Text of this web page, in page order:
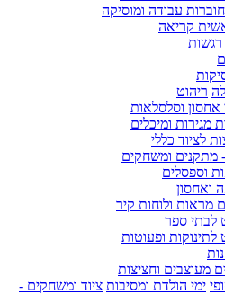
עבודה ומוסיקה
קריאה
רגשות
ריהוט
אחסון וסלסלאות
מגירות ומיכלים
לציוד כללי
מתקנים ומשחקים
וספסלים
ואחסון
מראות ולוחות קיר
לבתי ספר
לתינוקות ופעוטות
מעוצבים וחציצות
ימי הולדת ומסיבות ציוד ומשחקים -